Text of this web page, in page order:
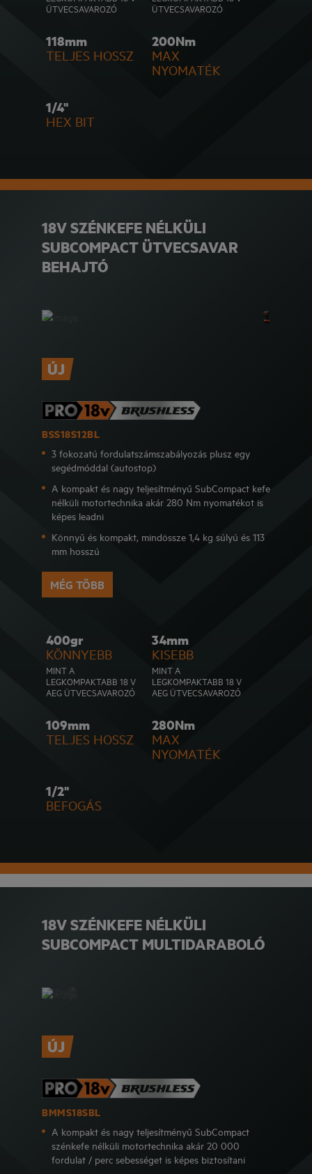
ÜTVECSAVAROZÓ
ÜTVECSAVAROZÓ
118mm
TELJES HOSSZ
200Nm
MAX
NYOMATÉK
1/4"
HEX BIT
18V SZÉNKEFE NÉLKÜLI
SUBCOMPACT ÜTVECSAVAR
BEHAJTÓ
ÚJ
BSS18S12BL
3 fokozatú fordulatszámszabályozás plusz egy
segédmóddal (autostop)
A kompakt és nagy teljesítményű SubCompact kefe
nélküli motortechnika akár 280 Nm nyomatékot is
képes leadni
Könnyű és kompakt, mindössze 1,4 kg súlyú és 113
mm hosszú
MÉG TÖBB
400gr
KÖNNYEBB
MINT A
LEGKOMPAKTABB 18 V
AEG ÜTVECSAVAROZÓ
34mm
KISEBB
MINT A
LEGKOMPAKTABB 18 V
AEG ÜTVECSAVAROZÓ
109mm
TELJES HOSSZ
280Nm
MAX
NYOMATÉK
1/2"
BEFOGÁS
18V SZÉNKEFE NÉLKÜLI
SUBCOMPACT MULTIDARABOLÓ
ÚJ
BMMS18SBL
A kompakt és nagy teljesítményű SubCompact
szénkefe nélküli motortechnika akár 20 000
fordulat / perc sebességet is képes biztosítani